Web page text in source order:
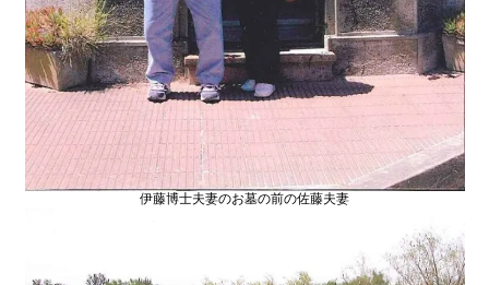
伊藤博士夫妻のお墓の前の佐藤夫妻